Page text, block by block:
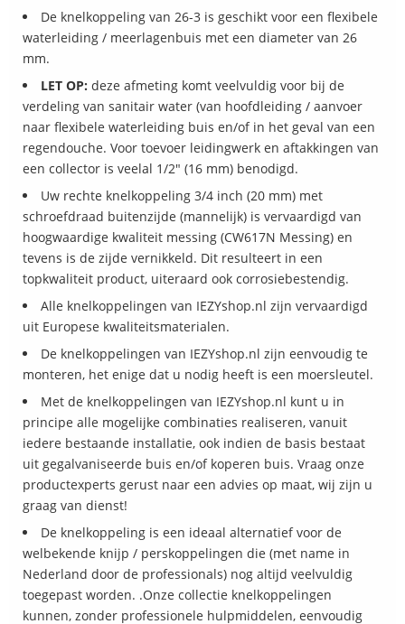
De knelkoppeling van 26-3 is geschikt voor een flexibele
waterleiding / meerlagenbuis met een diameter van 26
mm.
LET OP: deze afmeting komt veelvuldig voor bij de
verdeling van sanitair water (van hoofdleiding / aanvoer
naar flexibele waterleiding buis en/of in het geval van een
regendouche. Voor toevoer leidingwerk en aftakkingen van
een collector is veelal 1/2" (16 mm) benodigd.
Uw rechte knelkoppeling 3/4 inch (20 mm) met
schroefdraad buitenzijde (mannelijk) is vervaardigd van
hoogwaardige kwaliteit messing (CW617N Messing) en
tevens is de zijde vernikkeld. Dit resulteert in een
topkwaliteit product, uiteraard ook corrosiebestendig.
Alle knelkoppelingen van IEZYshop.nl zijn vervaardigd
uit Europese kwaliteitsmaterialen.
De knelkoppelingen van IEZYshop.nl zijn eenvoudig te
monteren, het enige dat u nodig heeft is een moersleutel.
Met de knelkoppelingen van IEZYshop.nl kunt u in
principe alle mogelijke combinaties realiseren, vanuit
iedere bestaande installatie, ook indien de basis bestaat
uit gegalvaniseerde buis en/of koperen buis. Vraag onze
productexperts gerust naar een advies op maat, wij zijn u
graag van dienst!
De knelkoppeling is een ideaal alternatief voor de
welbekende knijp / perskoppelingen die (met name in
Nederland door de professionals) nog altijd veelvuldig
toegepast worden. .Onze collectie knelkoppelingen
kunnen, zonder professionele hulpmiddelen, eenvoudig